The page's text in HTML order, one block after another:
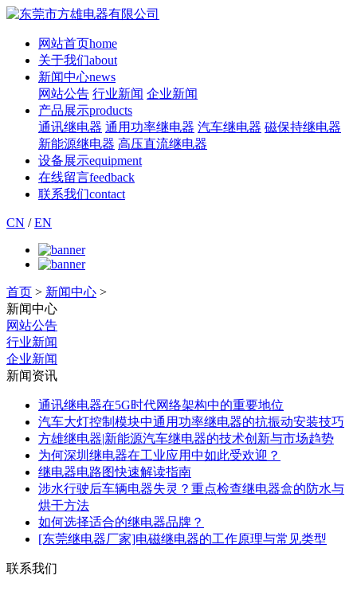
网站首页home
关于我们about
新闻中心news
网站公告 行业新闻 企业新闻
产品展示products
通讯继电器 通用功率继电器 汽车继电器 磁保持继电器
新能源继电器 高压直流继电器
设备展示equipment
在线留言feedback
联系我们contact
CN /EN
首页 > 新闻中心 >
新闻中心
网站公告
行业新闻
企业新闻
新闻资讯
通讯继电器在5G时代网络架构中的重要地位
汽车大灯控制模块中通用功率继电器的抗振动安装技巧
方雄继电器|新能源汽车继电器的技术创新与市场趋势
为何深圳继电器在工业应用中如此受欢迎？
继电器电路图快速解读指南
涉水行驶后车辆电器失灵？重点检查继电器盒的防水与
烘干方法
如何选择适合的继电器品牌？
[东莞继电器厂家]电磁继电器的工作原理与常见类型
联系我们